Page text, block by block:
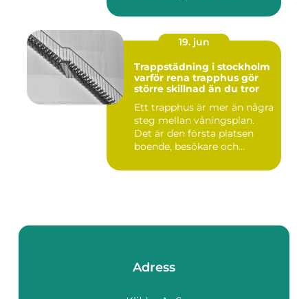
19. jun
Trappstädning i stockholm
varför rena trapphus gör
större skillnad än du tror
Ett trapphus är mer än några
steg mellan våningsplan.
Det är den första platsen
boende, besökare och...
Adress